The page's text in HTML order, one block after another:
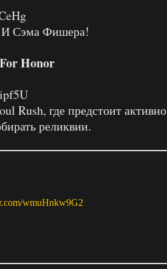
И Сэма Фишера!
Honor
Rush, где предстоит активно
реликвии.
wmuHnkw9G2